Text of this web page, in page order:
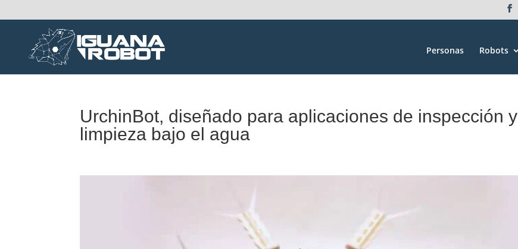
Personas Robots
UrchinBot, diseñado para aplicaciones de inspección y
limpieza bajo el agua